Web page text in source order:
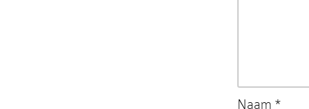
Naam *